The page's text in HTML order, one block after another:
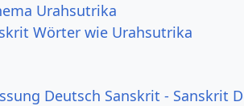
Urahsutrika
Wörter wie Urahsutrika
Deutsch Sanskrit - Sanskrit